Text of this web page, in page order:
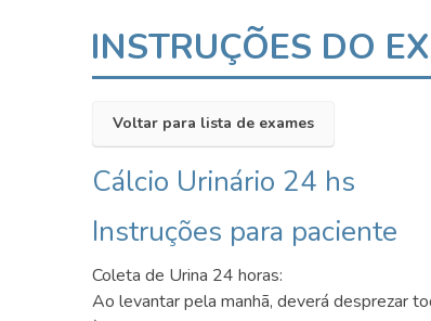
INSTRUÇÕES DO
Voltar para lista de exames
Cálcio Urinário 24 hs
Instruções para paciente
Coleta de Urina 24 horas:
Ao levantar pela manhã, deverá desprezar